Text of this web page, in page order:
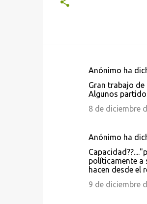
Anónimo ha
Gran trabajo
Algunos
8 de diciembre
Anónimo ha
políticamente a
hacen desde el
9 de diciembre